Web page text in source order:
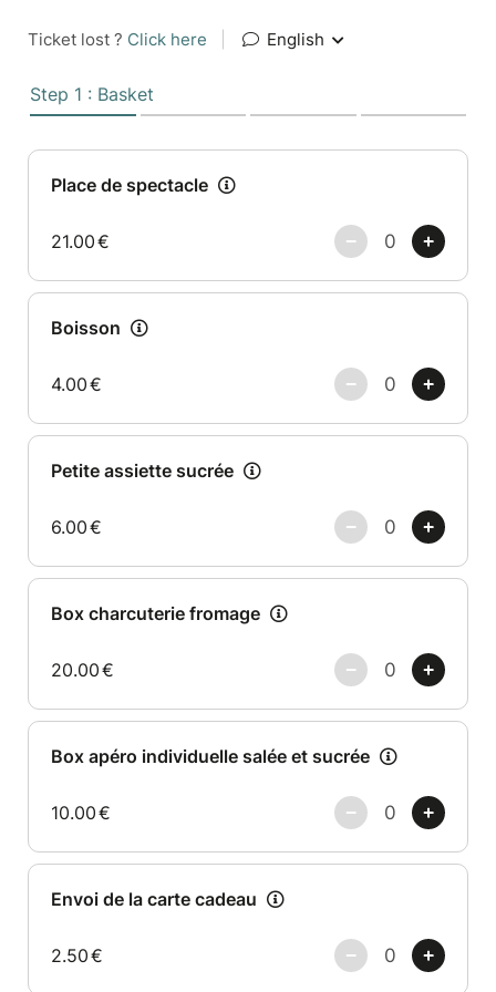
Ticket lost ? Click here English
Step 1 : Basket
Place de spectacle
21.00€
Boisson
4.00€
Petite assiette sucrée
6.00€
Box charcuterie fromage
20.00€
Box apéro individuelle salée et sucrée
10.00€
Envoi de la carte cadeau
2.50€